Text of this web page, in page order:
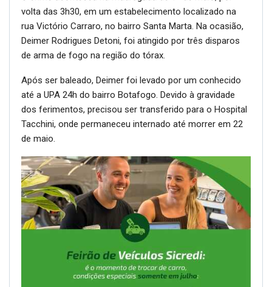
volta das 3h30, em um estabelecimento localizado na
rua Victório Carraro, no bairro Santa Marta. Na ocasião,
Deimer Rodrigues Detoni, foi atingido por três disparos
de arma de fogo na região do tórax.
Após ser baleado, Deimer foi levado por um conhecido
até a UPA 24h do bairro Botafogo. Devido à gravidade
dos ferimentos, precisou ser transferido para o Hospital
Tacchini, onde permaneceu internado até morrer em 22
de maio.